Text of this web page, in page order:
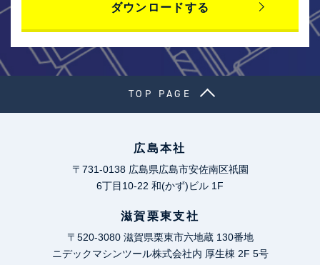
ダウンロードする
TOP PAGE
広島本社
〒731-0138 広島県広島市安佐南区祇園
6丁目10-22 和(かず)ビル 1F
滋賀栗東支社
〒520-3080 滋賀県栗東市六地蔵 130番地
ニデックマシンツール株式会社内 厚生棟 2F 5号